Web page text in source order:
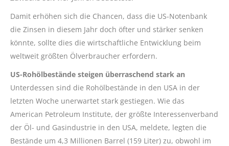
Damit erhöhen sich die Chancen, dass die US-Notenbank
die Zinsen in diesem Jahr doch öfter und stärker senken
könnte, sollte dies die wirtschaftliche Entwicklung beim
weltweit größten Ölverbraucher erfordern.
US-Rohölbestände steigen überraschend stark an
Unterdessen sind die Rohölbestände in den USA in der
letzten Woche unerwartet stark gestiegen. Wie das
American Petroleum Institute, der größte Interessenverband
der Öl- und Gasindustrie in den USA, meldete, legten die
Bestände um 4,3 Millionen Barrel (159 Liter) zu, obwohl im